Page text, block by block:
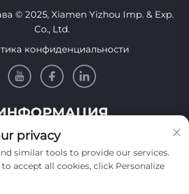
© 2025, Xiamen Yizhou Imp. & Exp.
Co., Ltd.
конфиденциальности
получать нашу еженедельную
рассылку
privacy
similar tools to provide our services.
accept all cookies, click Personalize